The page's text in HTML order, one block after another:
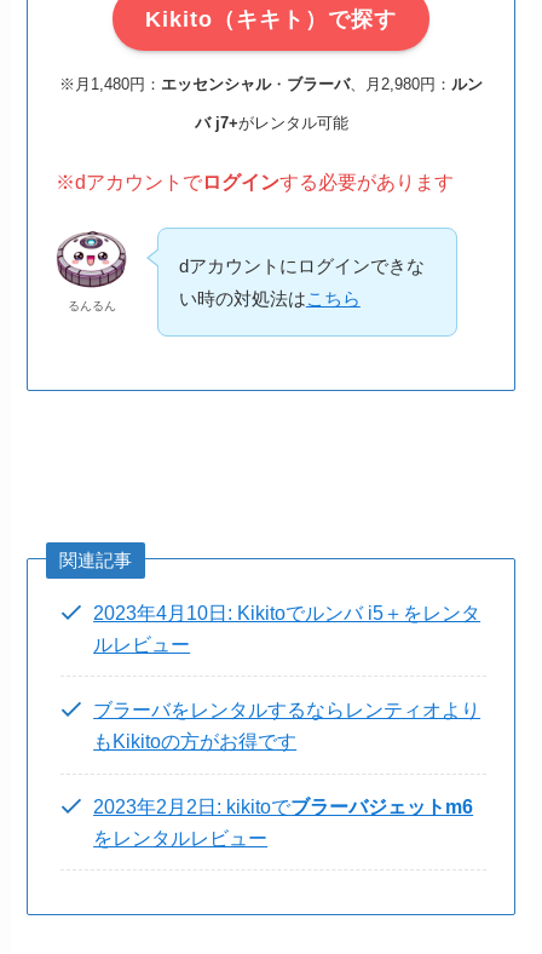
Kikito（キキト）で探す
※月1,480円： エッセンシャル・ ブラーバ、月2,980円： ルン
バ j7+がレンタル可能
※dアカウントでログインする必要があります
るんるん
dアカウントにログインできな
い時の対処法はこちら
関連記事
2023年4月10日: Kikitoでルンバ i5＋をレンタ
ルレビュー
ブラーバをレンタルするならレンティオより
もKikitoの方がお得です
2023年2月2日: kikitoでブラーバジェットm6
をレンタルレビュー